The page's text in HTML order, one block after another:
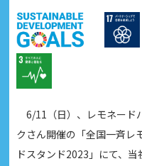
6/11（日）、レモネード
クさん開催の「全国一斉レ
ドスタンド2023」にて、当